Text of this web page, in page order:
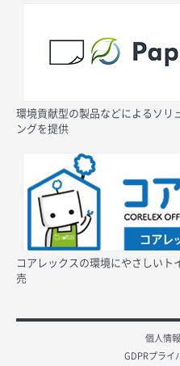
環境貢献型の製品などによるソリ
ングを提供
コアレックスの環境にやさしいト
売
個人情
GDPRプライ